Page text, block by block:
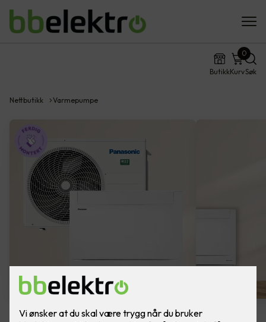
ButikkKurv
0
Søk
Nettbutikk Varmepumpe